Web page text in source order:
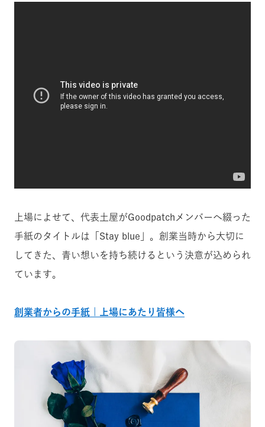
上場によせて、代表土屋がGoodpatchメンバーへ綴った
手紙のタイトルは「Stay blue」。創業当時から大切に
してきた、青い想いを持ち続けるという決意が込められ
ています。
創業者からの手紙 | 上場にあたり皆様へ